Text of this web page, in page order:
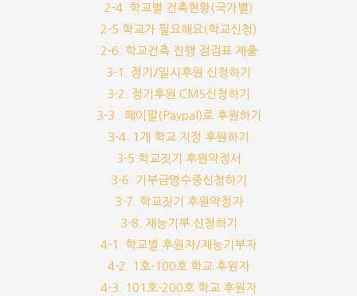
2-4. 학교별 건축현황(국가별)
2-5 학교가 필요해요(학교신청)
2-6. 학교건축 진행 점검표 제출
3-1. 정기/일시후원 신청하기
3-2. 정기후원 CMS신청하기
3-3.. 페이팔(Paypal)로 후원하기
3-4. 1개 학교 지정 후원하기
3-5.학교짓기 후원약정서
3-6. 기부금영수증신청하기
3-7. 학교짓기 후원약정자
3-8. 재능기부 신청하기
4-1. 학교별 후원자/재능기부자
4-2. 1호-100호 학교 후원자
4-3. 101호-200호 학교 후원자